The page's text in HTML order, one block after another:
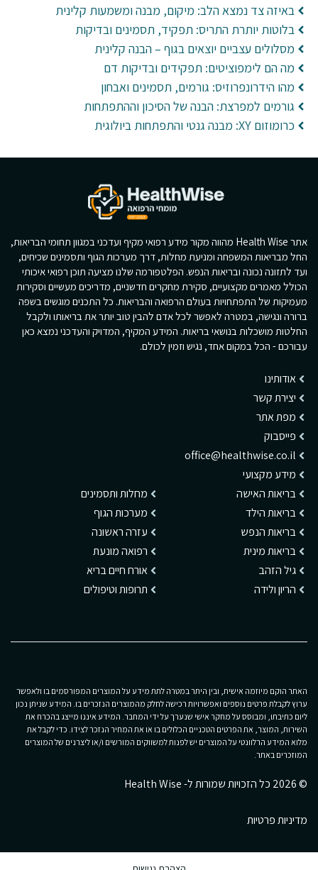
באיזה צד נמצא הלב: מיקום, מבנה ומשמעות קלינית
בלוטות יותרת התריס: תפקיד, תסמינים ובדיקות
מסלולים עצביים יוצאים בגוף – הבנה קלינית
מה הם לימפוציטים: תפקידים ובדיקות דם
מהו הידרונפרוזיס: גורמים, תסמינים ואבחון
גורמים למפרצת: הבנה של הסיכון וההתפתחות
כרומוזום XY: מבנה גנטי והתפתחות ביולוגית
אתר Health Wise מהווה מקור מידע רפואי מקיף ועדכני במגוון תחומי הבריאות,
החל מבריאות המשפחה ומניעת מחלות, דרך מערכות הגוף ותסמינים שכיחים,
ועד לתזונה נכונה ובריאות הנפש. הפלטפורמה שלנו מציעה תוכן רפואי איכותי
הכולל מאמרים מקצועיים, סקירת מחקרים חדשניים, מדריכים מעשיים וסקירות
מעמיקות של התפתחויות בעולם הרפואה והבריאות. כל התכנים מוגשים בשפה
ברורה ונגישה, במטרה לאפשר לכל אדם להבין טוב יותר את בריאותו ולקבל
החלטות מושכלות בנושאי בריאות. המידע המקיף, המדויק והעדכני נמצא כאן
עבורכם - הכל במקום אחד, נגיש וזמין לכולם.
אודותינו
יצירת קשר
מפת אתר
פייסבוק
office@healthwise.co.il
מידע מקצועי
בריאות האישה
בריאות הילד
בריאות הנפש
בריאות מינית
גיל הזהב
הריון ולידה
מחלות ותסמינים
מערכות הגוף
עזרה ראשונה
רפואה מונעת
אורח חיים בריא
תרופות וטיפולים
האתר הוקם מיוזמה אישית, ובין היתר במטרה לתת מידע על המוצרים המפורסמים בו ולאפשר
ערוץ לקבלת פרטים נוספים ואפשרויות רכישה לחלק מהמוצרים הנזכרים בו. המידע שניתן נכון
ליום כתיבתו, ומבוסס על מחקר אישי שנערך על ידי המחבר. המידע איננו מייצג בהכרח את
השירות, המוצר, את הפרטים הטכניים הכלולים בו או את המחיר הנזכר לצידו. כדי לקבל את
מלוא המידע הרלוונטי על המוצרים יש לפנות למשווקים המורשים ו/או ליצרנים של המוצרים
המוזכרים באתר.
© 2026 כל הזכויות שמורות ל- Health Wise
מדיניות פרטיות